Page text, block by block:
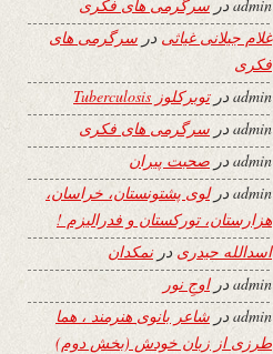
adminدر سرگرمی های فکری
غلام جیلانی غیاثی در سرگرمی های
فکری
adminدرتوبرکلوز Tuberculosis
adminدر سرگرمی های فکری
adminدر صحبت پیران
adminدرلوی پشتونستان، خراسان،
هزارستان، تورکستان و فدرالیزم !
اسدالله حیدری درنمکدان
adminدراوجِ نور
adminدر شاعر بانوی هنرمند ، هما
طرزی از زبان خودش (بخش دوم)